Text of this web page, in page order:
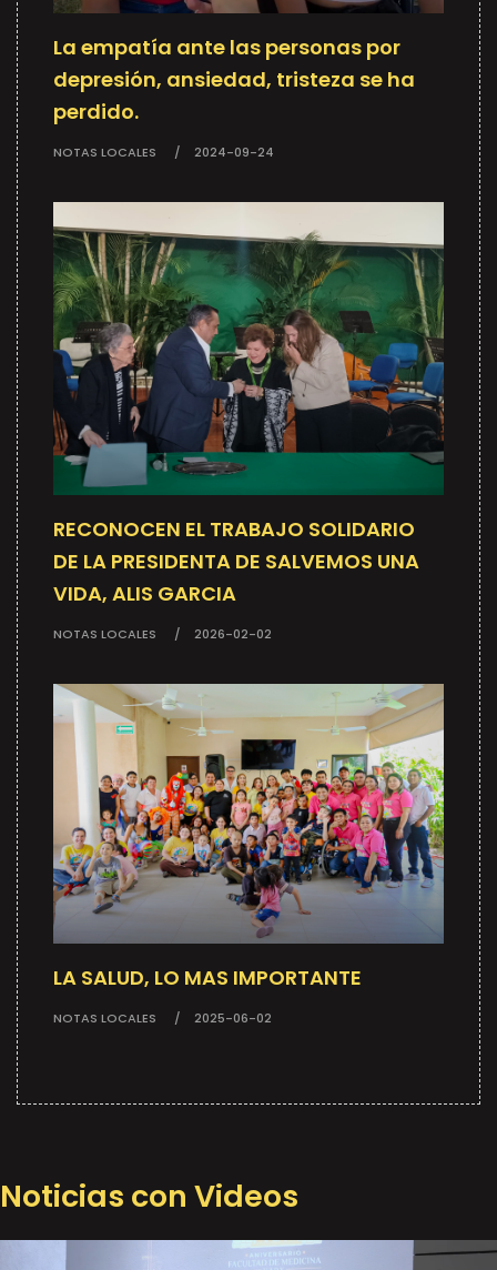
La empatía ante las personas por
depresión, ansiedad, tristeza se ha
perdido.
NOTAS LOCALES 2024-09-24
RECONOCEN EL TRABAJO SOLIDARIO
DE LA PRESIDENTA DE SALVEMOS UNA
VIDA, ALIS GARCIA
NOTAS LOCALES 2026-02-02
LA SALUD, LO MAS IMPORTANTE
NOTAS LOCALES 2025-06-02
Noticias con Videos